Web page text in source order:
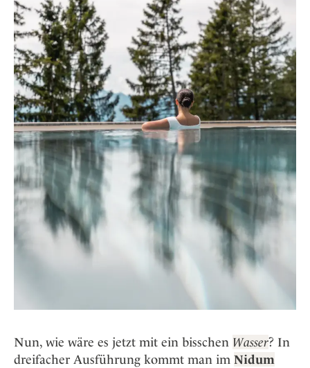
Nun, wie wäre es jetzt mit ein bisschen Wasser? In
dreifacher Ausführung kommt man im Nidum